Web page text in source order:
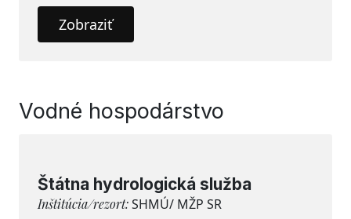
Zobraziť
Vodné hospodárstvo
Štátna hydrologická služba
Inštitúcia/rezort:SHMÚ/ MŽP SR